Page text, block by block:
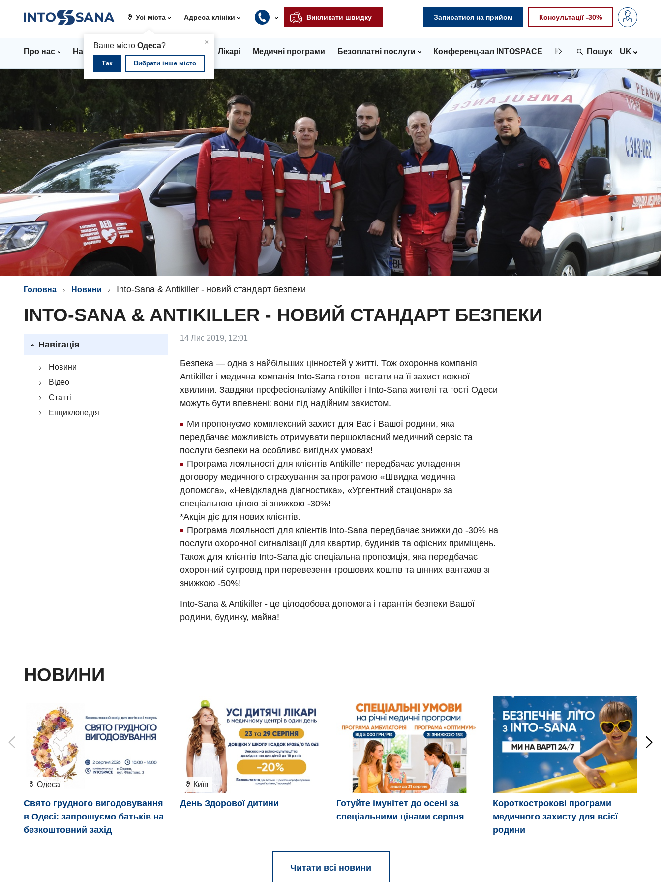
Усі міста
×
Ваше місто Одеса?
Так Вибрати інше місто
Адреса клініки Викликати швидку Записатися на прийом Консультації -30%
Про нас Напрямки Стаціонар Лікарі Медичні програми Безоплатні послуги Конференц-зал INTOSPACE Контакти UK
Головна Новини Into-Sana & Antikiller - новий стандарт безпеки
INTO-SANA & ANTIKILLER - НОВИЙ СТАНДАРТ БЕЗПЕКИ
Навігація
Новини
Відео
Статті
Енциклопедія
14 Лис 2019, 12:01
Безпека — одна з найбільших цінностей у житті. Тож охоронна компанія
Antikiller і медична компанія Into-Sana готові встати на її захист кожної
хвилини. Завдяки професіоналізму Antikiller і Into-Sana жителі та гості Одеси
можуть бути впевнені: вони під надійним захистом.
Ми пропонуємо комплексний захист для Вас і Вашої родини, яка
передбачає можливість отримувати першокласний медичний сервіс та
послуги безпеки на особливо вигідних умовах!
Програма лояльності для клієнтів Antikiller передбачає укладення
договору медичного страхування за програмою «Швидка медична
допомога», «Невідкладна діагностика», «Ургентний стаціонар» за
спеціальною ціною зі знижкою -30%!
*Акція діє для нових клієнтів.
Програма лояльності для клієнтів Into-Sana передбачає знижки до -30% на
послуги охоронної сигналізації для квартир, будинків та офісних приміщень.
Також для клієнтів Into-Sana діє спеціальна пропозиція, яка передбачає
охоронний супровід при перевезенні грошових коштів та цінних вантажів зі
знижкою -50%!
Into-Sana & Antikiller - це цілодобова допомога і гарантія безпеки Вашої
родини, будинку, майна!
НОВИНИ
Одеса
Свято грудного вигодовування
в Одесі: запрошуємо батьків на
безкоштовний захід
Київ
День Здорової дитини
Готуйте імунітет до осені за
спеціальними цінами серпня
Короткострокові програми
медичного захисту для всієї
родини
Читати всі новини